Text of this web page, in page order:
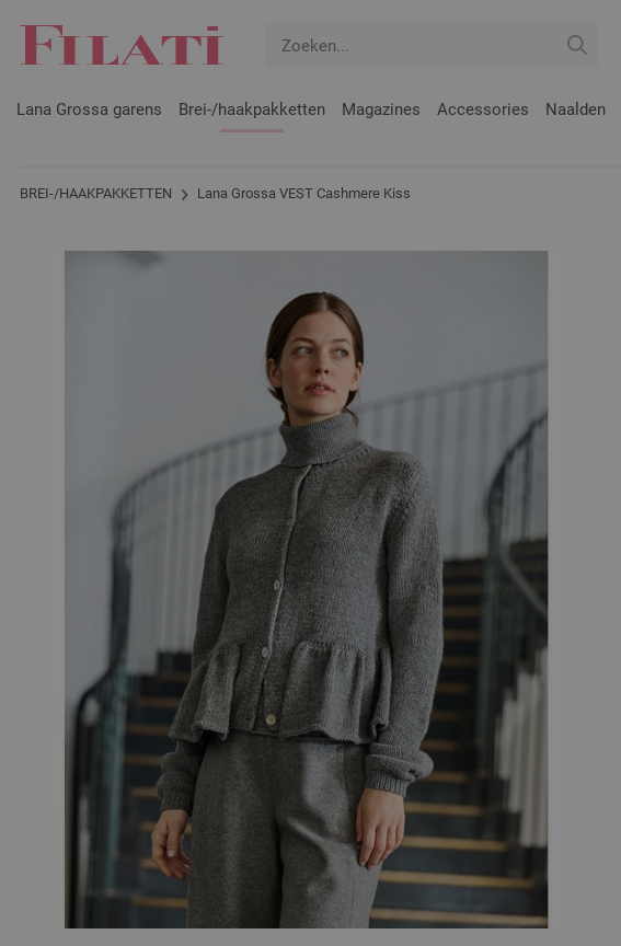
Lana Grossa garens Brei-/haakpakketten Magazines Accessories Naalden
BREI-/HAAKPAKKETTEN Lana Grossa VEST Cashmere Kiss